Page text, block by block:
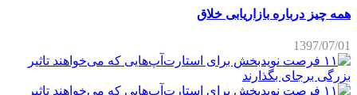
همه چیز درباره بازاریابی خلاق
1397/07/01